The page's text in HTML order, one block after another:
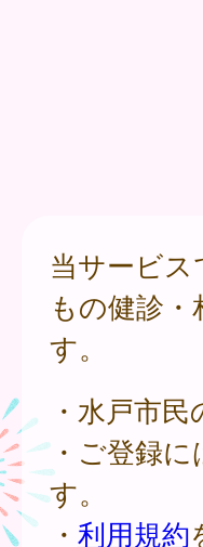
当サービ
もの健診
す。
・水戸市
・ご登録に
す。
・ 利用規約